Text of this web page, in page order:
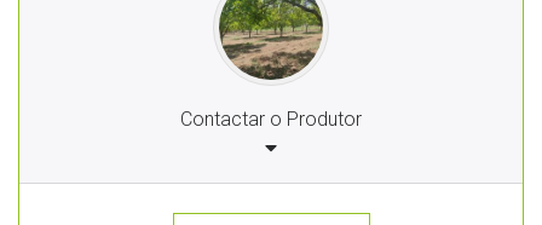
Contactar o Produtor